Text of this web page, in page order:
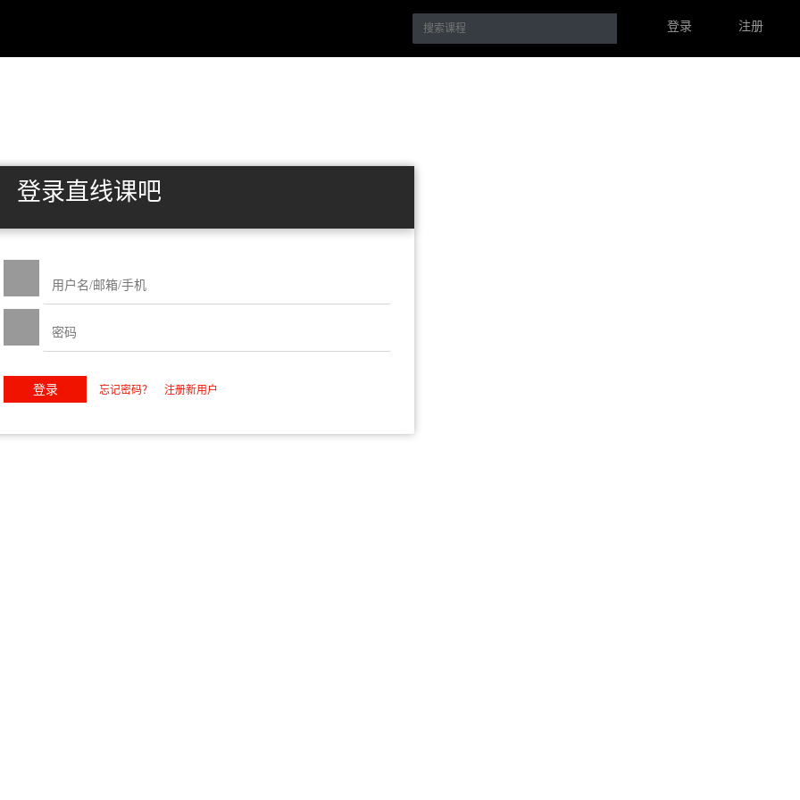
登录 注册
登录直线课吧
忘记密码？ 注册新用户